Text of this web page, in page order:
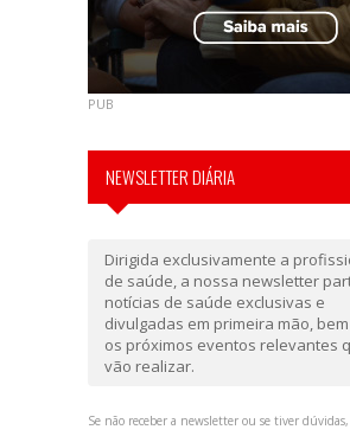
PUB
NEWSLETTER DIÁRIA
Dirigida exclusivamente a
de saúde, a nossa newsletter
notícias de saúde exclusivas e
divulgadas em primeira mão,
os próximos eventos relevantes
vão realizar.
Se não receber a newsletter ou se tiver dúvidas,